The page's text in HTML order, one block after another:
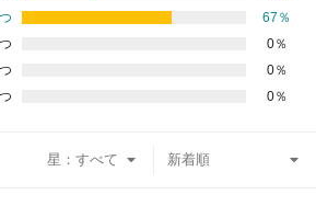
67 ％
0％
0％
0％
星：
べて